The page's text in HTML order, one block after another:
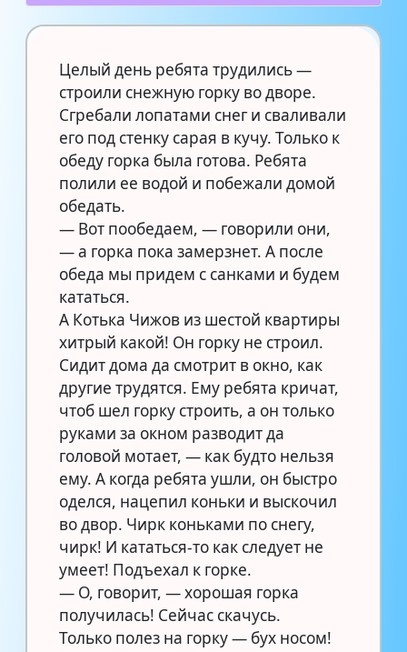
Целый день ребята трудились —
строили снежную горку во дворе.
Сгребали лопатами снег и сваливали
его под стенку сарая в кучу. Только к
обеду горка была готова. Ребята
полили ее водой и побежали домой
обедать. ⠀
— Вот пообедаем, — говорили они,
— а горка пока замерзнет. А после
обеда мы придем с санками и будем
кататься. ⠀
А Котька Чижов из шестой квартиры
хитрый какой! Он горку не строил.
Сидит дома да смотрит в окно, как
другие трудятся. Ему ребята кричат,
чтоб шел горку строить, а он только
руками за окном разводит да
головой мотает, — как будто нельзя
ему. А когда ребята ушли, он быстро
оделся, нацепил коньки и выскочил
во двор. Чирк коньками по снегу,
чирк! И кататься-то как следует не
умеет! Подъехал к горке. ⠀
— О, говорит, — хорошая горка
получилась! Сейчас скачусь. ⠀
Только полез на горку — бух носом!